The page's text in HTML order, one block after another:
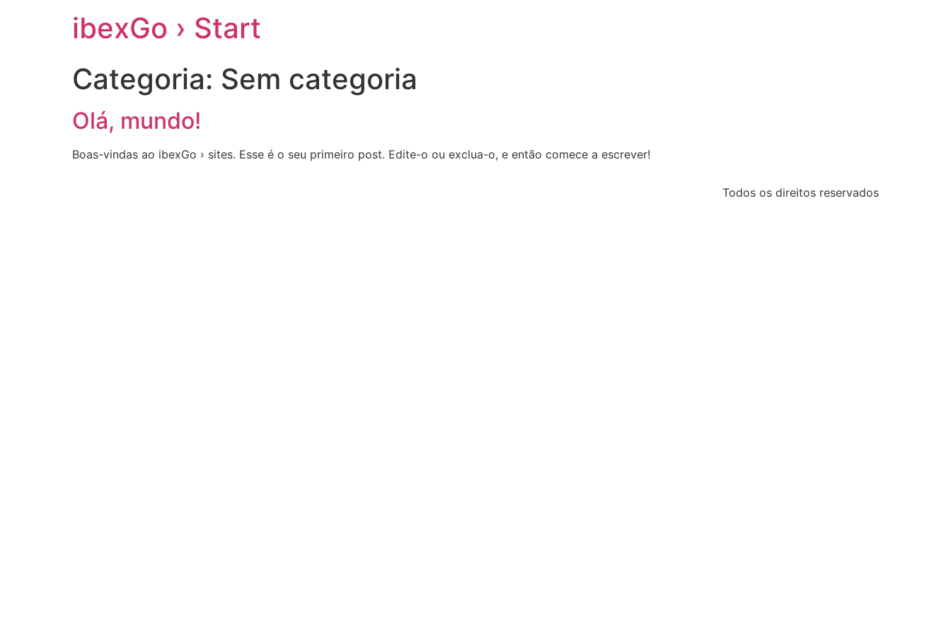
ibexGo › Start
Categoria: Sem categoria
Olá, mundo!
Boas-vindas ao ibexGo › sites. Esse é o seu primeiro post. Edite-o ou exclua-o, e então comece a escrever!
Todos os direitos reservados